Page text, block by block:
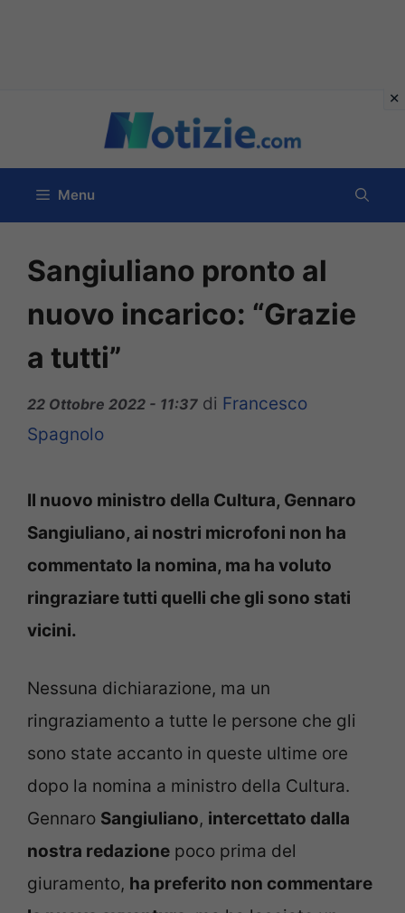
contenuto
Menu
Sangiuliano pronto al
nuovo incarico: “Grazie
a tutti”
22 Ottobre 2022 - 11:37 di Francesco
Spagnolo
Il nuovo ministro della Cultura, Gennaro
Sangiuliano, ai nostri microfoni non ha
commentato la nomina, ma ha voluto
ringraziare tutti quelli che gli sono stati
vicini.
Nessuna dichiarazione, ma un
ringraziamento a tutte le persone che gli
sono state accanto in queste ultime ore
dopo la nomina a ministro della Cultura.
Gennaro Sangiuliano, intercettato dalla
nostra redazione poco prima del
giuramento, ha preferito non commentare